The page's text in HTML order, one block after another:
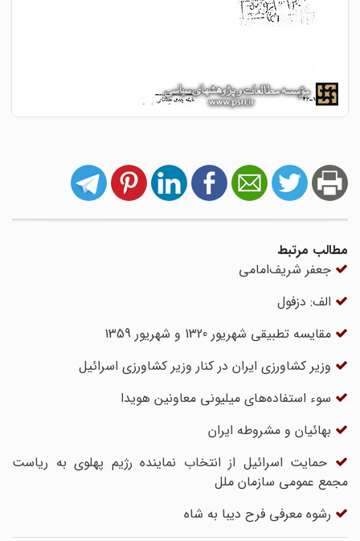
مطالب مرتبط
جعفر شریف‌امامی
الف: دزفول
مقایسه تطبیقی شهریور 1320 و شهریور 1359
وزیر کشاورزی ایران در کنار وزیر کشاورزی اسرائیل
سوء استفاده‌های میلیونی معاونین هویدا
بهائیان و مشروطه ایران
حمایت اسرائیل از انتخاب نماینده رژیم پهلوی به ریاست
مجمع عمومی سازمان ملل
رشوه معرفی فرح دیبا به شاه